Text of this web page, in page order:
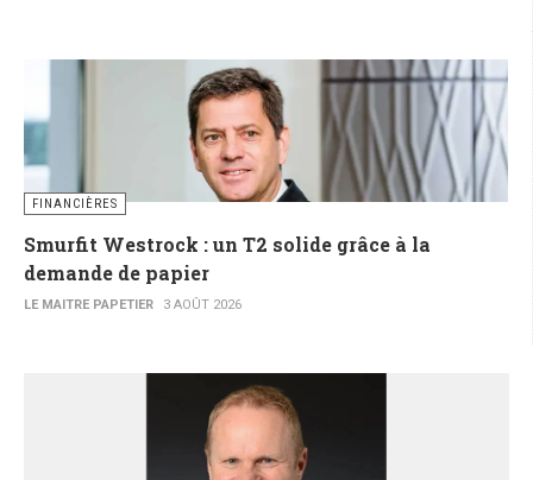
FINANCIÈRES
Smurfit Westrock : un T2 solide grâce à la
demande de papier
LE MAITRE PAPETIER 3 AOÛT 2026